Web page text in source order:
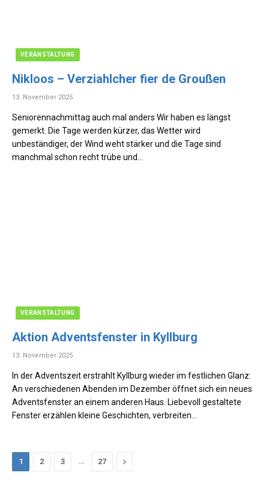
VERANSTALTUNG
Nikloos – Verziahlcher fier de Groußen
13. November 2025
Seniorennachmittag auch mal anders Wir haben es längst
gemerkt. Die Tage werden kürzer, das Wetter wird
unbeständiger, der Wind weht stärker und die Tage sind
manchmal schon recht trübe und…
VERANSTALTUNG
Aktion Adventsfenster in Kyllburg
13. November 2025
In der Adventszeit erstrahlt Kyllburg wieder im festlichen Glanz:
An verschiedenen Abenden im Dezember öffnet sich ein neues
Adventsfenster an einem anderen Haus. Liebevoll gestaltete
Fenster erzählen kleine Geschichten, verbreiten…
1 2 3 … 27 Next